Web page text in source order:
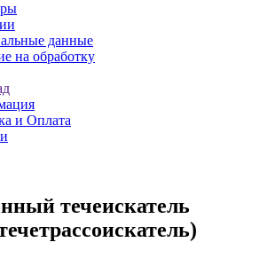
данные
на обработку
и Оплата
течеискатель